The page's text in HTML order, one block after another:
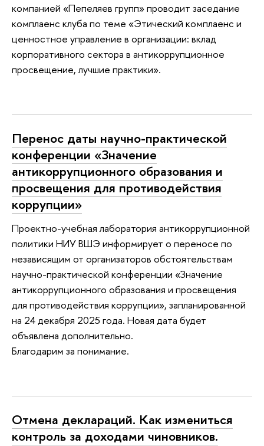
компанией «Пепеляев групп» проводит заседание
комплаенс клуба по теме «Этический комплаенс и
ценностное управление в организации: вклад
корпоративного сектора в антикоррупционное
просвещение, лучшие практики».
Перенос даты научно-практической
конференции «Значение
антикоррупционного образования и
просвещения для противодействия
коррупции»
Проектно-учебная лаборатория антикоррупционной
политики НИУ ВШЭ информирует о переносе по
независящим от организаторов обстоятельствам
научно-практической конференции «Значение
антикоррупционного образования и просвещения
для противодействия коррупции», запланированной
на 24 декабря 2025 года. Новая дата будет
объявлена дополнительно.
Благодарим за понимание.
Отмена деклараций. Как измениться
контроль за доходами чиновников.